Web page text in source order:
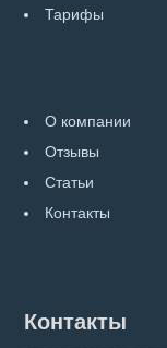
Тарифы
О компании
Отзывы
Статьи
Контакты
Контакты